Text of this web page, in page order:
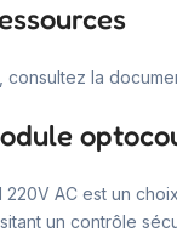
la
AC est un
un contrôle